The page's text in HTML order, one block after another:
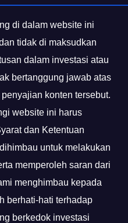
di dalam website ini
tidak di maksudkan
dalam investasi atau
bertanggung jawab atas
konten tersebut.
website ini harus
dan Ketentuan
untuk melakukan
memperoleh saran dari
menghimbau kepada
berhati-hati terhadap
berkedok investasi